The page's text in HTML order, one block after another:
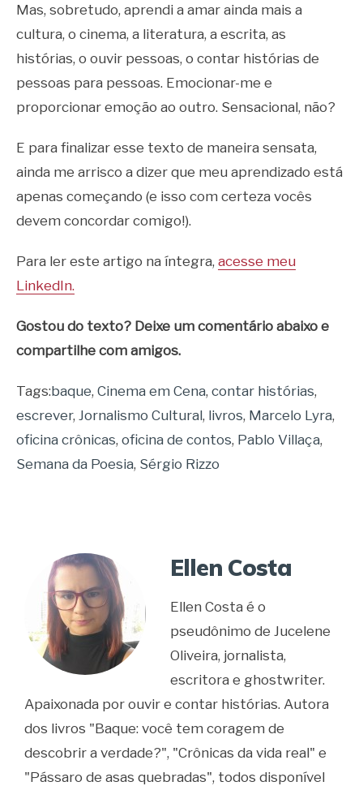
Mas, sobretudo, aprendi a amar ainda mais a
cultura, o cinema, a literatura, a escrita, as
histórias, o ouvir pessoas, o contar histórias de
pessoas para pessoas. Emocionar-me e
proporcionar emoção ao outro. Sensacional, não?
E para finalizar esse texto de maneira sensata,
ainda me arrisco a dizer que meu aprendizado está
apenas começando (e isso com certeza vocês
devem concordar comigo!).
Para ler este artigo na íntegra, acesse meu
LinkedIn.
Gostou do texto? Deixe um comentário abaixo e
compartilhe com amigos.
Tags:baque, Cinema em Cena, contar histórias,
escrever, Jornalismo Cultural, livros, Marcelo Lyra,
oficina crônicas, oficina de contos, Pablo Villaça,
Semana da Poesia, Sérgio Rizzo
Ellen Costa
Ellen Costa é o
pseudônimo de Jucelene
Oliveira, jornalista,
escritora e ghostwriter.
Apaixonada por ouvir e contar histórias. Autora
dos livros "Baque: você tem coragem de
descobrir a verdade?", "Crônicas da vida real" e
"Pássaro de asas quebradas", todos disponível